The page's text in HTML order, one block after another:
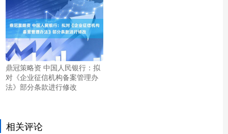
鼎冠策略资 中国人民银行：拟
对《企业征信机构备案管理办
法》部分条款进行修改
相关评论